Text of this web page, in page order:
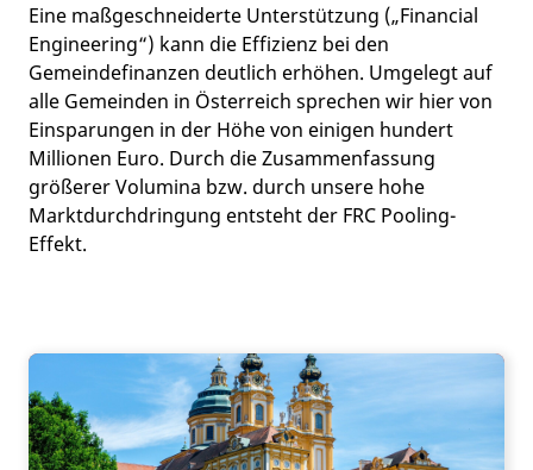
Eine maßgeschneiderte Unterstützung („Financial
Engineering“) kann die Effizienz bei den
Gemeindefinanzen deutlich erhöhen. Umgelegt auf
alle Gemeinden in Österreich sprechen wir hier von
Einsparungen in der Höhe von einigen hundert
Millionen Euro. Durch die Zusammenfassung
größerer Volumina bzw. durch unsere hohe
Marktdurchdringung entsteht der FRC Pooling-
Effekt.